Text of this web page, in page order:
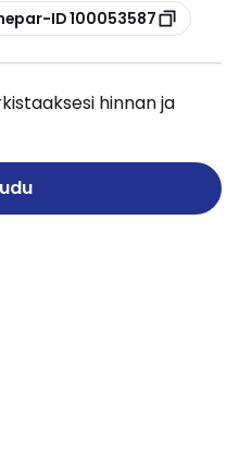
ID 100053587
hinnan ja